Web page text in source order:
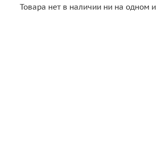
Товара нет в наличии ни на одном